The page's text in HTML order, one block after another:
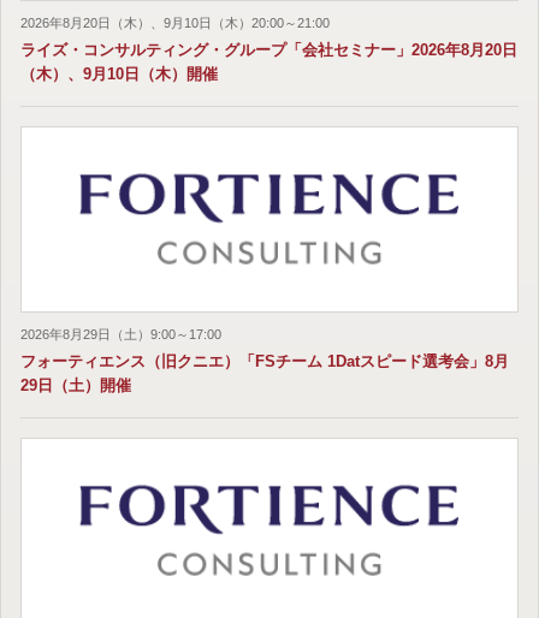
2026年8月20日（木）、9月10日（木）20:00～21:00
ライズ・コンサルティング・グループ「会社セミナー」2026年8月20日
（木）、9月10日（木）開催
2026年8月29日（土）9:00～17:00
フォーティエンス（旧クニエ）「FSチーム 1Datスピード選考会」8月
29日（土）開催